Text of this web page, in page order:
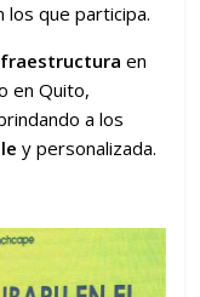
los que participa.
en
en Quito,
a los
y personalizada.